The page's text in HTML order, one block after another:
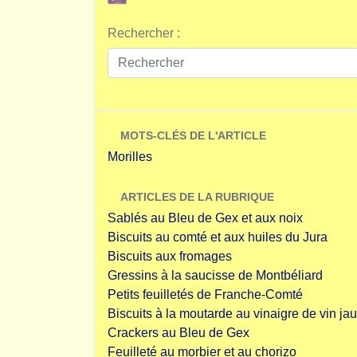
Rechercher :
MOTS-CLÉS DE L'ARTICLE
Morilles
ARTICLES DE LA RUBRIQUE
Sablés au Bleu de Gex et aux noix
Biscuits au comté et aux huiles du Jura
Biscuits aux fromages
Gressins à la saucisse de Montbéliard
Petits feuilletés de Franche-Comté
Biscuits à la moutarde au vinaigre de vin
Crackers au Bleu de Gex
Feuilleté au morbier et au chorizo